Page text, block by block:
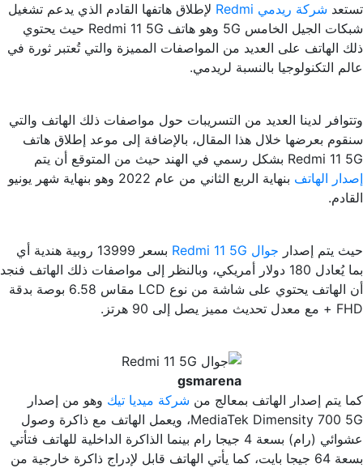
تستعد شركة ريدمي Redmi
لإطلاق هاتفها القادم الذي يدعم تشغيل
شبكات الجيل الخامس 5G وهو هاتف Redmi 11 5G حيث يحتوي
ذلك الهاتف على العديد من المواصفات المميزة والتي تُعتبر ثورة في
عالم التكنولوجيا بالنسبة لريدمي.
وتتوافر لدينا العديد من التسريبات حول مواصفات ذلك الهاتف والتي
سنقوم بعرضها خلال هذا المقال، بالإضافة إلى موعد إطلاق هاتف
Redmi 11 5G بشكل رسمي في الهند حيث من المتوقع أن يتم
إصدار الهاتف
بنهاية الربع الثاني من عام 2022 وهو بنهاية شهر يونيو
القادم.
حيث يتم إصدار جوال Redmi 11 5G
بسعر 13999 روبية هندية أي
بما يُعادل 180 دولار أمريكي، وبالنظر إلى مواصفات ذلك الهاتف فنجد
أن الهاتف يحتوي على شاشة من نوع LCD مقاس 6.58 بوصة بدقة
FHD + مع معدل تحديث مميز يصل إلى 90 هرتز.
gsmarena
كما يتم إصدار الهاتف بمعالج من شركة ميديا تيك وهو من إصدار
MediaTek Dimensity 700 5G، ويعمل الهاتف مع ذاكرة وصول
عشوائي (رام) بسعة 4 جيجا رام بينما الذاكرة الداخلية للهاتف فتأتي
بسعة 64 جيجا بايت، كما يأتي الهاتف قابل لإدراج ذاكرة خارجية من